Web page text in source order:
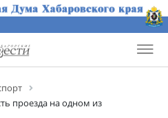
проезда на одном из